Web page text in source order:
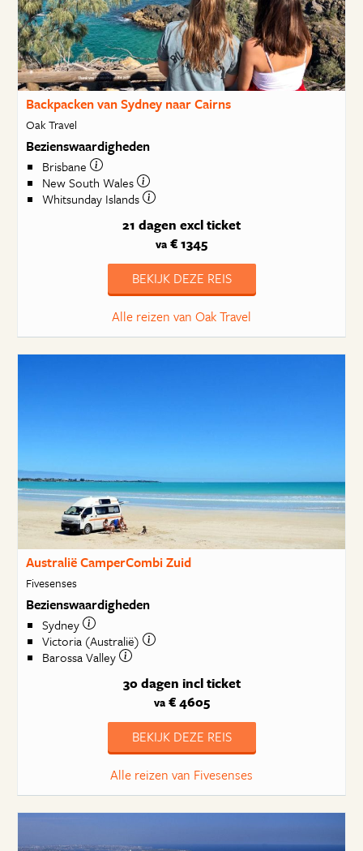
Backpacken van Sydney naar Cairns
Oak Travel
Bezienswaardigheden
Brisbane
New South Wales
Whitsunday Islands
21 dagen excl ticket
va € 1345
BEKIJK DEZE REIS
Alle reizen van Oak Travel
Australië CamperCombi Zuid
Fivesenses
Bezienswaardigheden
Sydney
Victoria (Australië)
Barossa Valley
30 dagen incl ticket
va€ 4605
BEKIJK DEZE REIS
Alle reizen van Fivesenses